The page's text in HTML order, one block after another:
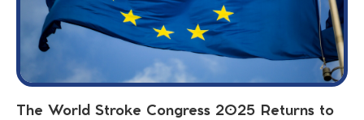
The World Stroke Congress 2025 Returns to